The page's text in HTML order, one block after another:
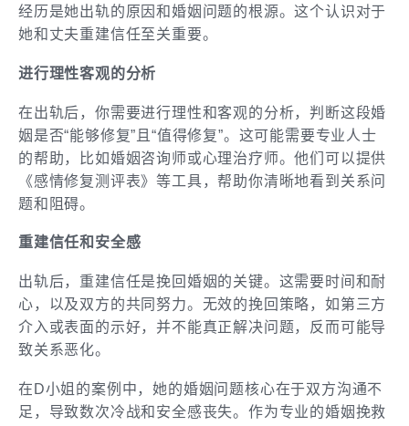
经历是她出轨的原因和婚姻问题的根源。这个认识对于
她和丈夫重建信任至关重要。
进行理性客观的分析
在出轨后，你需要进行理性和客观的分析，判断这段婚
姻是否“能够修复”且“值得修复”。这可能需要专业人士
的帮助，比如婚姻咨询师或心理治疗师。他们可以提供
《感情修复测评表》等工具，帮助你清晰地看到关系问
题和阻碍。
重建信任和安全感
出轨后，重建信任是挽回婚姻的关键。这需要时间和耐
心，以及双方的共同努力。无效的挽回策略，如第三方
介入或表面的示好，并不能真正解决问题，反而可能导
致关系恶化。
在D小姐的案例中，她的婚姻问题核心在于双方沟通不
足，导致数次冷战和安全感丧失。作为专业的婚姻挽救